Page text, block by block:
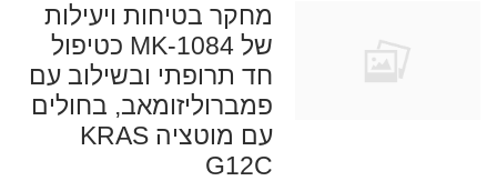
מחקר בטיחות ויעילות
של MK-1084 כטיפול
חד תרופתי ובשילוב עם
פמברוליזומאב, בחולים
עם מוטציה KRAS
G12C